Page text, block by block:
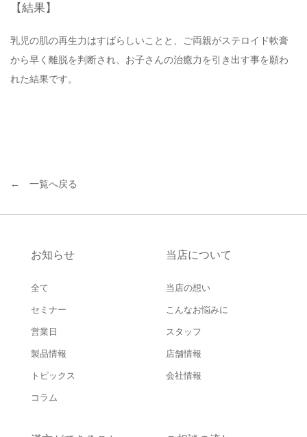
【結果】
乳児の肌の再生力はすばらしいことと、ご両親がステロイド軟膏
から早く離脱を判断され、お子さんの治癒力を引き出す事を願わ
れた結果です。
← 一覧へ戻る
お知らせ
全て
セミナー
営業日
製品情報
トピックス
コラム
当店について
当店の想い
こんなお悩みに
スタッフ
店舗情報
会社情報